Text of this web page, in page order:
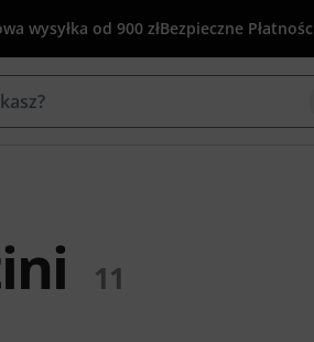
wysyłka od 900 złBezpieczne
11